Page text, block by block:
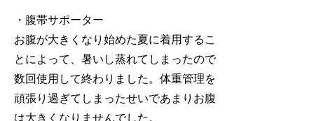
・腹帯サポーター
お腹が大きくなり始めた夏に着用するこ
とによって、暑いし蒸れてしまったので
数回使用して終わりました。体重管理を
頑張り過ぎてしまったせいであまりお腹
は大きくなりませんでした。